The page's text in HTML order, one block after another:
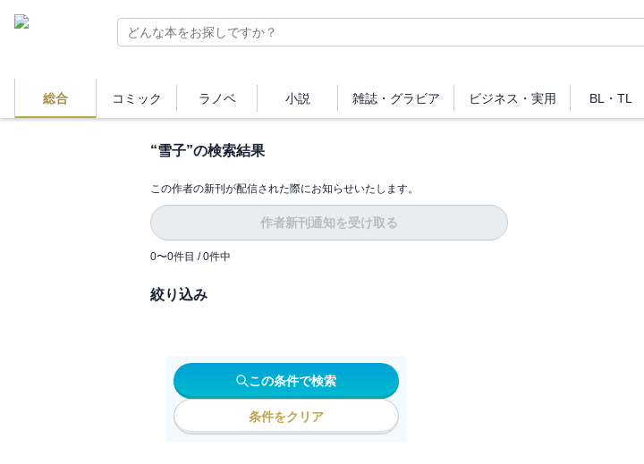
総合 コミック ラノベ 小説 雑誌・ グラビア ビジネス ・実用 BL・TL
“雪子”の検索結果
この作者の新刊が配信された際にお知らせいたします。
作者新刊通知を受け取る
0〜0件目 / 0件中
絞り込み
この条件で検索
条件をクリア